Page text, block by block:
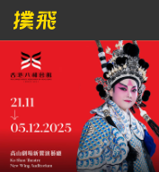
節目
主辦單位
關於撲飛